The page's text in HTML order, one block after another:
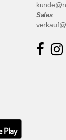
Sales